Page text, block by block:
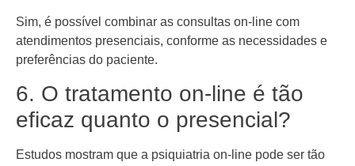
Sim, é possível combinar as consultas on-line com
atendimentos presenciais, conforme as necessidades e
preferências do paciente.
6. O tratamento on-line é tão
eficaz quanto o presencial?
Estudos mostram que a psiquiatria on-line pode ser tão